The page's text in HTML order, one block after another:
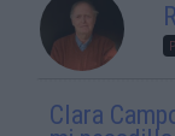
Clara